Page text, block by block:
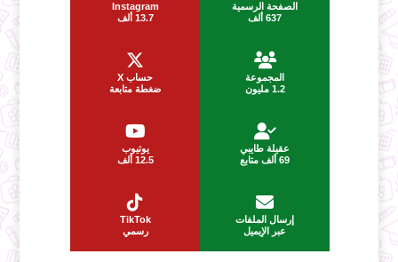
الصفحة الرسمية
637 ألف
Instagram
13.7 ألف
المجموعة
1.2 مليون
حساب X
ضغطة متابعة
عقيلة طايبي
69 ألف متابع
يوتيوب
12.5 ألف
إرسال الملفات
عبر الإيميل
TikTok
رسمي